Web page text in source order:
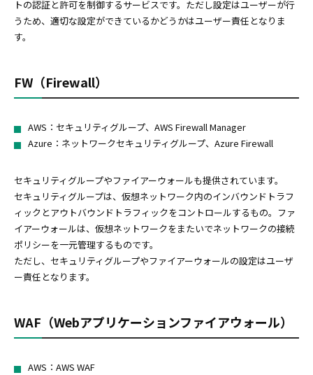
トの認証と許可を制御するサービスです。ただし設定はユーザーが行
うため、適切な設定ができているかどうかはユーザー責任となりま
す。
FW（Firewall）
AWS：セキュリティグループ、AWS Firewall Manager
Azure：ネットワークセキュリティグループ、Azure Firewall
セキュリティグループやファイアーウォールも提供されています。
セキュリティグループは、仮想ネットワーク内のインバウンドトラフ
ィックとアウトバウンドトラフィックをコントロールするもの。ファ
イアーウォールは、仮想ネットワークをまたいでネットワークの接続
ポリシーを一元管理するものです。
ただし、セキュリティグループやファイアーウォールの設定はユーザ
ー責任となります。
WAF（Webアプリケーションファイアウォール）
AWS：AWS WAF